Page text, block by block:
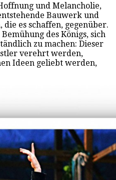
und Melancholie,
Bauwerk und
die es schaffen, gegenüber.
des Königs, sich
zu machen: Dieser
verehrt werden,
Ideen geliebt werden,